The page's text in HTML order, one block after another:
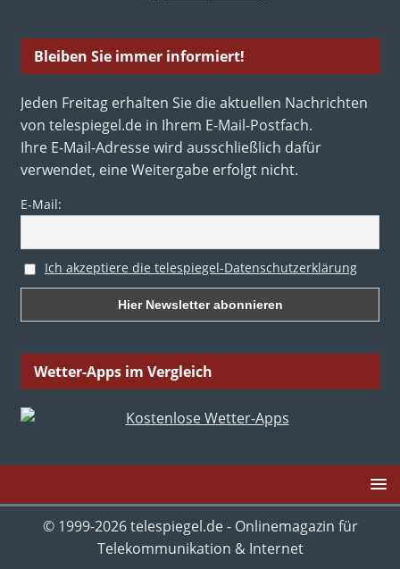
Bleiben Sie immer informiert!
Jeden Freitag erhalten Sie die aktuellen Nachrichten
von telespiegel.de in Ihrem E-Mail-Postfach.
Ihre E-Mail-Adresse wird ausschließlich dafür
verwendet, eine Weitergabe erfolgt nicht.
E-Mail:
Ich akzeptiere die telespiegel-Datenschutzerklärung
Wetter-Apps im Vergleich
© 1999-2026 telespiegel.de - Onlinemagazin für
Telekommunikation & Internet